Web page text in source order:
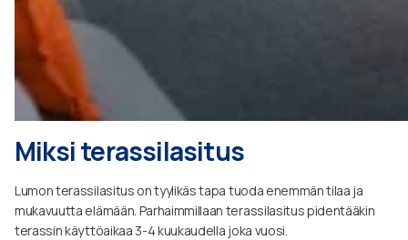
Miksi terassilasitus
Lumon terassilasitus on tyylikäs tapa tuoda enemmän tilaa ja
mukavuutta elämään. Parhaimmillaan terassilasitus pidentääkin
terassin käyttöaikaa 3-4 kuukaudella joka vuosi.